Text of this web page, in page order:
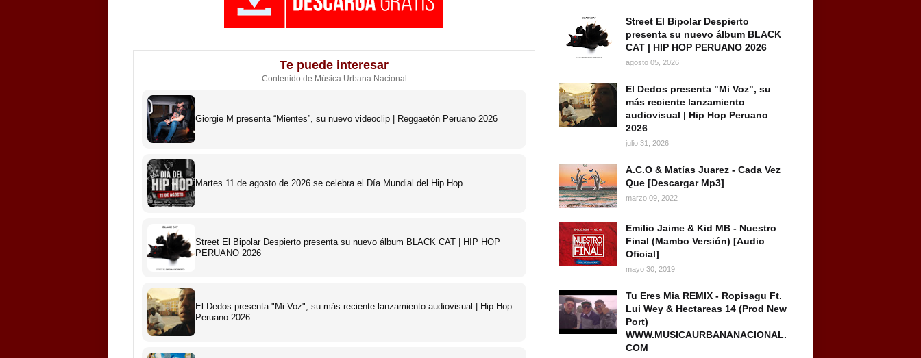
Te puede interesar
Contenido de Música Urbana Nacional
Giorgie M presenta “Mientes”, su nuevo videoclip | Reggaetón Peruano 2026
Martes 11 de agosto de 2026 se celebra el Día Mundial del Hip Hop
Street El Bipolar Despierto presenta su nuevo álbum BLACK CAT | HIP HOP
PERUANO 2026
El Dedos presenta "Mi Voz", su más reciente lanzamiento audiovisual | Hip Hop
Peruano 2026
Street El Bipolar Despierto
presenta su nuevo álbum BLACK
CAT | HIP HOP PERUANO 2026
agosto 05, 2026
El Dedos presenta "Mi Voz", su
más reciente lanzamiento
audiovisual | Hip Hop Peruano
2026
julio 31, 2026
A.C.O & Matías Juarez - Cada Vez
Que [Descargar Mp3]
marzo 09, 2022
Emilio Jaime & Kid MB - Nuestro
Final (Mambo Versión) [Audio
Oficial]
mayo 30, 2019
Tu Eres Mia REMIX - Ropisagu Ft.
Lui Wey & Hectareas 14 (Prod New
Port)
WWW.MUSICAURBANANACIONAL.
COM